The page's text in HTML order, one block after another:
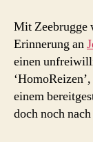
Mit Zeebrugge
Erinnerung an
einen
einem
doch noch